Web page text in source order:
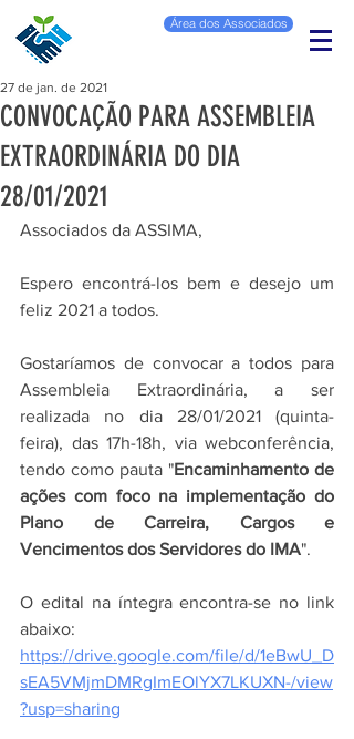
Área dos Associados
CONVOCAÇÃO PARA ASSEMBLEIA
EXTRAORDINÁRIA DO DIA
28/01/2021
27 de jan. de 2021
Associados da ASSIMA,
Espero encontrá-los bem e desejo um
feliz 2021 a todos.
Gostaríamos de convocar a todos para
Assembleia Extraordinária, a ser
realizada no dia 28/01/2021 (quinta-
feira), das 17h-18h, via webconferência,
tendo como pauta "Encaminhamento de
ações com foco na implementação do
Plano de Carreira, Cargos e
Vencimentos dos Servidores do IMA".
O edital na íntegra encontra-se no link
abaixo:
https://drive.google.com/file/d/1eBwU_D
sEA5VMjmDMRgImEOlYX7LKUXN-/view
?usp=sharing